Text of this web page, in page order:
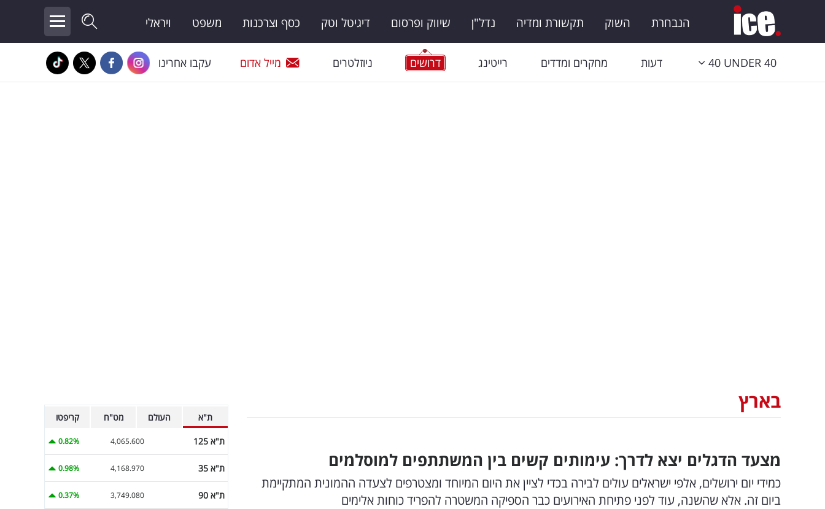
הנבחרת השוק תקשורת ומדיה נדל"ן שיווק ופרסום דיגיטל וטק כסף וצרכנות משפט ויראלי
40 UNDER 40 דעות מחקרים ומדדים רייטינג דרושים ניוזלטרים מייל אדום עקבו אחרינו
בארץ
מצעד הדגלים יצא לדרך: עימותים קשים בין המשתתפים למוסלמים
כמידי יום ירושלים, אלפי ישראלים עולים לבירה בכדי לציין את היום המיוחד ומצטרפים לצעדה ההמונית המתקיימת
ביום זה. אלא שהשנה, עוד לפני פתיחת האירועים כבר הספיקה המשטרה להפריד כוחות אלימים
ת"א העולם מט"ח קריפטו
ת"א 125 4,065.600
0.82%
ת"א 35 4,168.970
0.98%
ת"א 90 3,749.080
0.37%